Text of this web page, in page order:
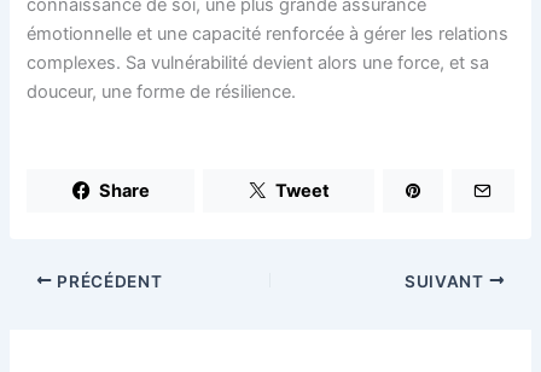
connaissance de soi, une plus grande assurance
émotionnelle et une capacité renforcée à gérer les relations
complexes. Sa vulnérabilité devient alors une force, et sa
douceur, une forme de résilience.
Share Tweet
PRÉCÉDENT SUIVANT